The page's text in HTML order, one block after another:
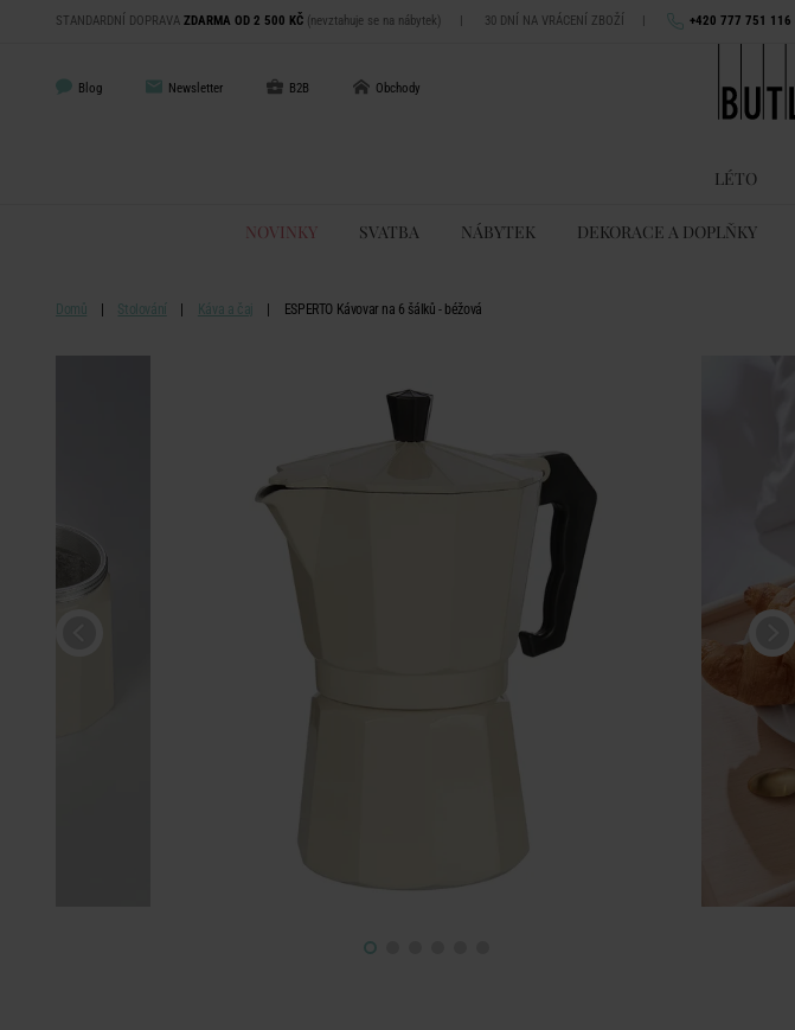
STANDARDNÍ DOPRAVA ZDARMA OD 2 500 KČ (nevztahuje se na nábytek) | 30 DNÍ NA VRÁCENÍ ZBOŽÍ | +420 777 751 116
Blog Newsletter B2B Obchody
LÉTO
NOVINKY SVATBA NÁBYTEK DEKORACE A DOPLŇKY
Domů Stolování Káva a čaj ESPERTO Kávovar na 6 šálků - béžová